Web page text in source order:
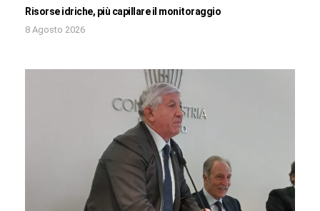
Risorse idriche, più capillare il monitoraggio
8 Agosto 2026